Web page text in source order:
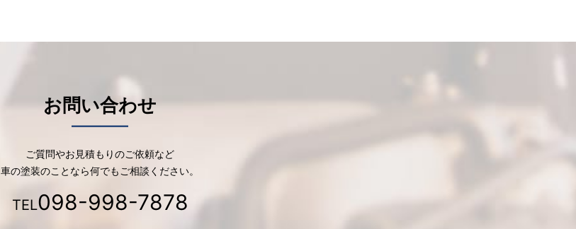
お問い合わせ
ご質問やお見積もりのご依頼など
車の塗装のことなら何でもご相談ください。
TEL098-998-7878